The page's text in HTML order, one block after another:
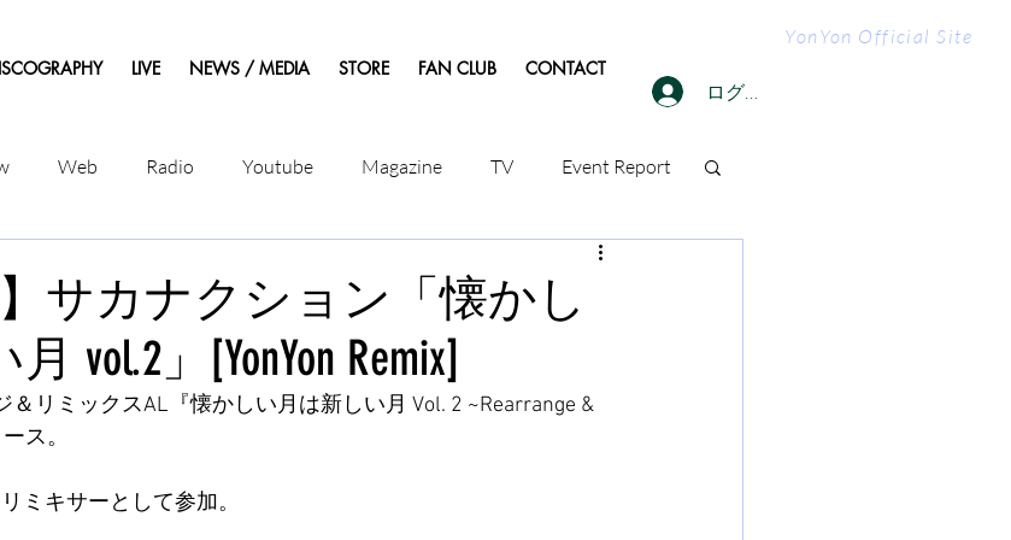
YonYon Official Site
LIVE NEWS / MEDIA STORE FAN CLUB CONTACT
ログイン
Web Radio Youtube Magazine TV Event Report
】サカナクション「懐かし
vol.2」[YonYon Remix]
リミックスAL『懐かしい月は新しい月 Vol. 2 ~Rearrange &
ス。
ミキサーとして参加。